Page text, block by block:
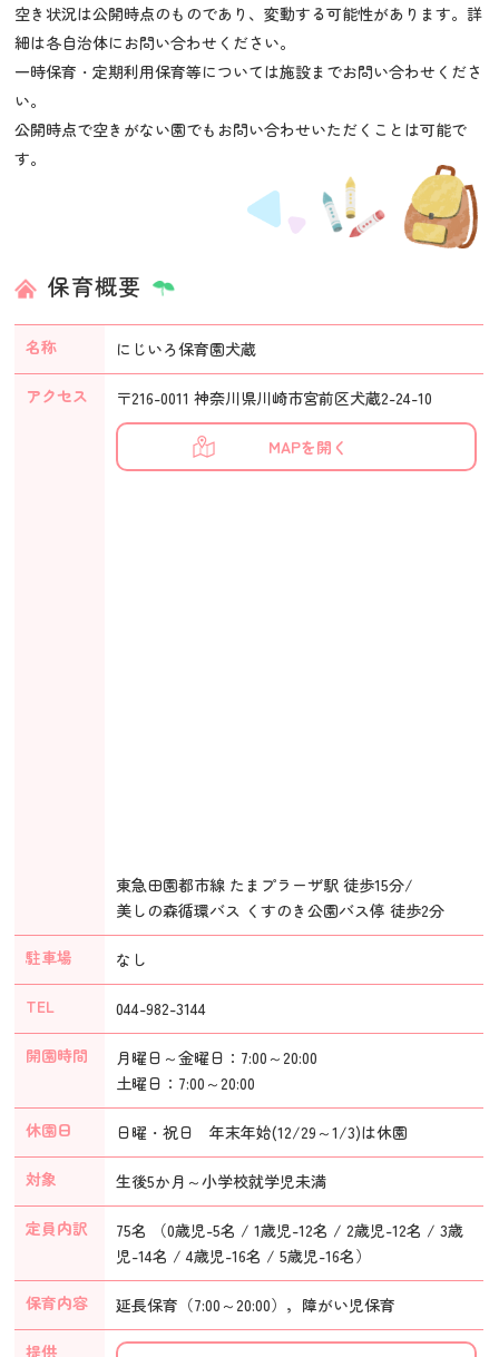
空き状況は公開時点のものであり、変動する可能性があります。詳
細は各自治体にお問い合わせください。
一時保育・定期利用保育等については施設までお問い合わせくださ
い。
公開時点で空きがない園でもお問い合わせいただくことは可能で
す。
保育概要
名称 にじいろ保育園犬蔵
アクセス 〒216-0011 神奈川県川崎市宮前区犬蔵2-24-10
MAPを開く
東急田園都市線 たまプラーザ駅 徒歩15分/
美しの森循環バス くすのき公園バス停 徒歩2分
駐車場 なし
TEL 044-982-3144
開園時間
月曜日～金曜日：7:00～20:00
土曜日：7:00～20:00
休園日 日曜・祝日 年末年始(12/29～1/3)は休園
対象 生後5か月～小学校就学児未満
定員内訳
75名 （0歳児-5名 / 1歳児-12名 / 2歳児-12名 / 3歳
児-14名 / 4歳児-16名 / 5歳児-16名）
保育内容 延長保育（7:00～20:00），障がい児保育
提供